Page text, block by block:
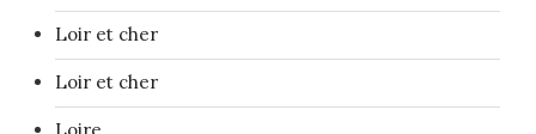
Loir et cher
Loir et cher